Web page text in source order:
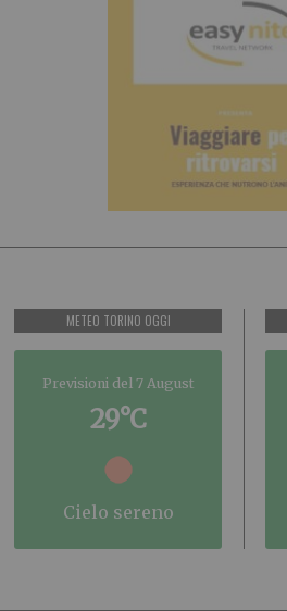
METEO TORINO OGGI
Previsioni del 7 August
29°C
cielo sereno